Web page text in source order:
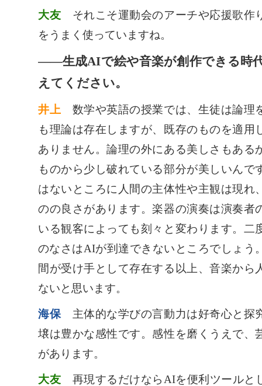
大友 それこそ運動会のアーチや応援歌作
をうまく使っていますね。
――生成AIで絵や音楽が創作できる時
えてください。
井上 数学や英語の授業では、生徒は論理
も理論は存在しますが、既存のものを適用
ありません。論理の外にある美しさもある
ものから少し破れている部分が美しいんで
はないところに人間の主体性や主観は現れ
のの良さがあります。楽器の演奏は演奏者
いる観客によっても刻々と変わります。二
のなさはAIが到達できないところでしょう
間が受け手として存在する以上、音楽から
ないと思います。
海保 主体的な学びの言動力は好奇心と探
壌は豊かな感性です。感性を磨くうえで、
があります。
大友 再現するだけならAIを便利ツールと